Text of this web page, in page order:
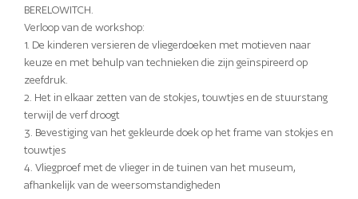
BERELOWITCH.
Verloop van de workshop:
1. De kinderen versieren de vliegerdoeken met motieven naar
keuze en met behulp van technieken die zijn geïnspireerd op
zeefdruk.
2. Het in elkaar zetten van de stokjes, touwtjes en de stuurstang
terwijl de verf droogt
3. Bevestiging van het gekleurde doek op het frame van stokjes en
touwtjes
4. Vliegproef met de vlieger in de tuinen van het museum,
afhankelijk van de weersomstandigheden